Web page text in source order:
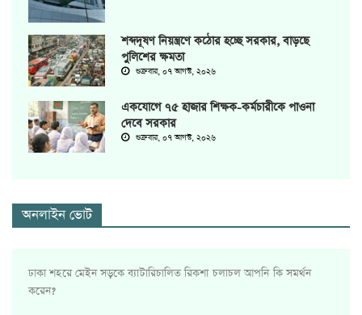
শব্দদূষণ নিয়ন্ত্রণে কঠোর হচ্ছে সরকার, বাড়ছে
পুলিশের ক্ষমতা
শুক্রবার, ০৭ আগস্ট, ২০২৬
একযোগে ৭৫ হাজার শিক্ষক-কর্মচারীকে পাওনা
দেবে সরকার
শুক্রবার, ০৭ আগস্ট, ২০২৬
অনলাইন ভোট
ঢাকা শহরে মেইন সড়কে ব্যাটারিচালিত রিকশা চলাচল আপনি কি সমর্থন
করেন?